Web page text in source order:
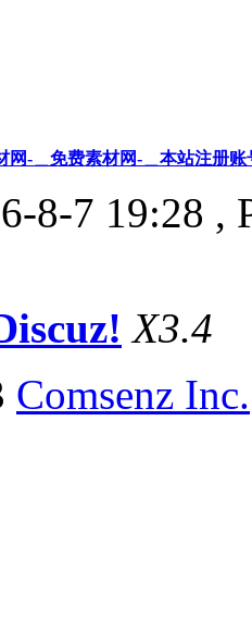
网-＿免费素材网-＿本站注册账
8-7 19:28 ,
X3.4
Comsenz Inc.